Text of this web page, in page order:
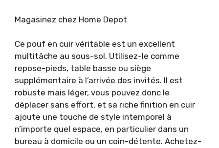
Magasinez chez Home Depot
Ce pouf en cuir véritable est un excellent
multitâche au sous-sol. Utilisez-le comme
repose-pieds, table basse ou siège
supplémentaire à l’arrivée des invités. Il est
robuste mais léger, vous pouvez donc le
déplacer sans effort, et sa riche finition en cuir
ajoute une touche de style intemporel à
n’importe quel espace, en particulier dans un
bureau à domicile ou un coin-détente. Achetez-